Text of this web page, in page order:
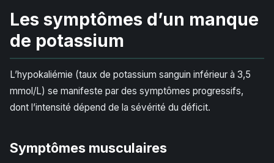
Les symptômes d’un manque
de potassium
L’hypokaliémie (taux de potassium sanguin inférieur à 3,5
mmol/L) se manifeste par des symptômes progressifs,
dont l’intensité dépend de la sévérité du déficit.
Symptômes musculaires